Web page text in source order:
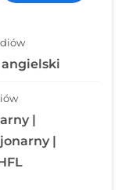
|
|